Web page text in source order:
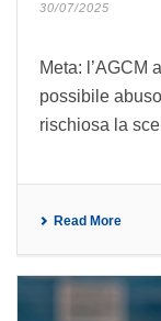
30/07/2025
Meta: l’AGCM
possibile
rischiosa la
Read More